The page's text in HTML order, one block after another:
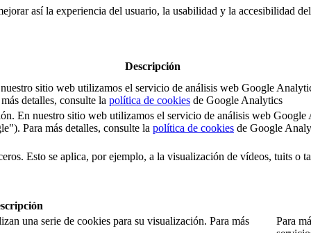
así la experiencia del usuario, la usabilidad y la accesibilidad
Descripción
sitio web utilizamos el servicio de análisis web Google
detalles, consulte la política de cookies de Google Analytics
En nuestro sitio web utilizamos el servicio de análisis web
Para más detalles, consulte la política de cookies de Google
Esto se aplica, por ejemplo, a la visualización de vídeos, tuits o
una serie de cookies para su visualización. Para más
Para